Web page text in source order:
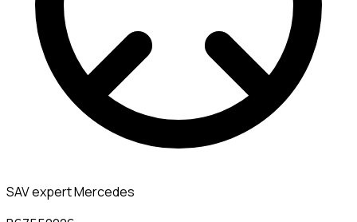
SAV expert Mercedes